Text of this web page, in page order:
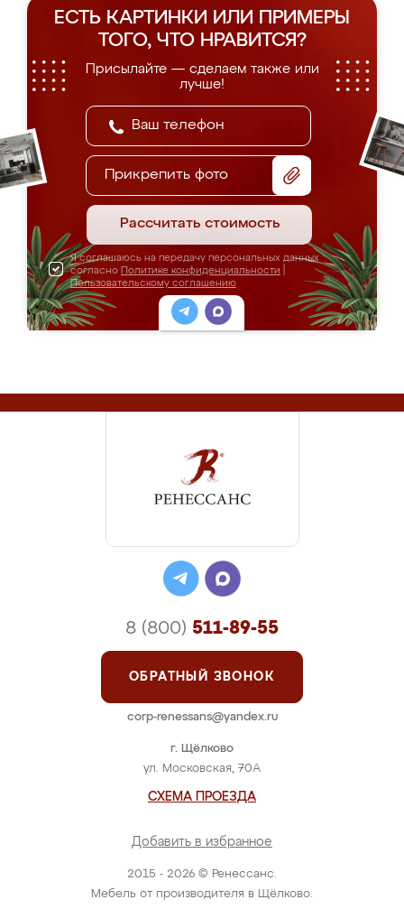
ЕСТЬ КАРТИНКИ ИЛИ ПРИМЕРЫ
ТОГО, ЧТО НРАВИТСЯ?
Присылайте — сделаем также или
лучше!
Прикрепить фото
Рассчитать стоимость
Я соглашаюсь на передачу персональных данных
согласно Политике конфиденциальности
Пользовательскому соглашению
2015 - 2026 © Ренессанс.
Мебель от производителя в Щёлково.
г. Щёлково
ул. Московская, 70А
СХЕМА ПРОЕЗДА
Добавить в избранное
8 (800) 511-89-55
ОБРАТНЫЙ ЗВОНОК
corp-renessans@yandex.ru